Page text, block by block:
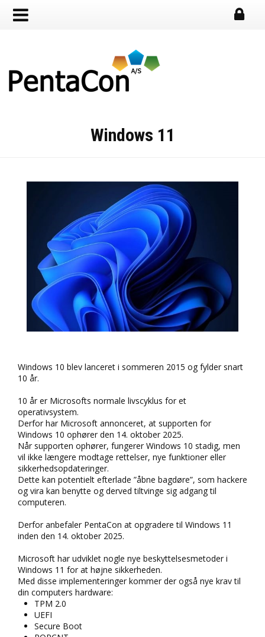
Windows 11
Windows 10 blev lanceret i sommeren 2015 og fylder snart
10 år.
10 år er Microsofts normale livscyklus for et
operativsystem.
Derfor har Microsoft annonceret, at supporten for
Windows 10 ophører den 14. oktober 2025.
Når supporten ophører, fungerer Windows 10 stadig, men
vil ikke længere modtage rettelser, nye funktioner eller
sikkerhedsopdateringer.
Dette kan potentielt efterlade ”åbne bagdøre”, som hackere
og vira kan benytte og derved tiltvinge sig adgang til
computeren.
Derfor anbefaler PentaCon at opgradere til Windows 11
inden den 14. oktober 2025.
Microsoft har udviklet nogle nye beskyttelsesmetoder i
Windows 11 for at højne sikkerheden.
Med disse implementeringer kommer der også nye krav til
din computers hardware:
TPM 2.0
UEFI
Secure Boot